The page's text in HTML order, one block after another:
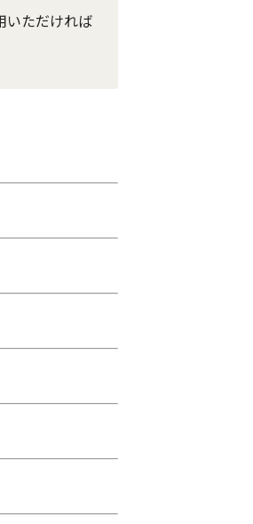
いただければ